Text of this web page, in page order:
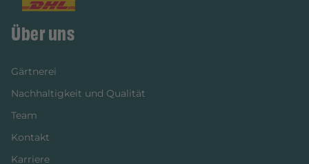
Über uns
Gärtnerei
Nachhaltigkeit und Qualität
Team
Kontakt
Karriere